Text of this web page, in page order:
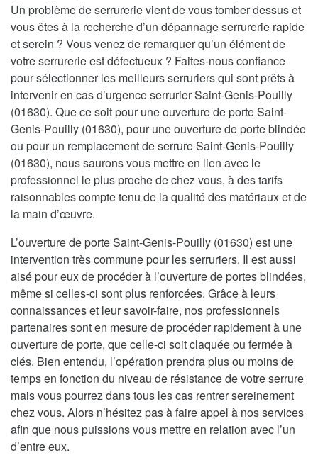
Un problème de serrurerie vient de vous tomber dessus et
vous êtes à la recherche d’un dépannage serrurerie rapide
et serein ? Vous venez de remarquer qu’un élément de
votre serrurerie est défectueux ? Faites-nous confiance
pour sélectionner les meilleurs serruriers qui sont prêts à
intervenir en cas d’urgence serrurier Saint-Genis-Pouilly
(01630). Que ce soit pour une ouverture de porte Saint-
Genis-Pouilly (01630), pour une ouverture de porte blindée
ou pour un remplacement de serrure Saint-Genis-Pouilly
(01630), nous saurons vous mettre en lien avec le
professionnel le plus proche de chez vous, à des tarifs
raisonnables compte tenu de la qualité des matériaux et de
la main d’œuvre.
L’ouverture de porte Saint-Genis-Pouilly (01630) est une
intervention très commune pour les serruriers. Il est aussi
aisé pour eux de procéder à l’ouverture de portes blindées,
même si celles-ci sont plus renforcées. Grâce à leurs
connaissances et leur savoir-faire, nos professionnels
partenaires sont en mesure de procéder rapidement à une
ouverture de porte, que celle-ci soit claquée ou fermée à
clés. Bien entendu, l’opération prendra plus ou moins de
temps en fonction du niveau de résistance de votre serrure
mais vous pourrez dans tous les cas rentrer sereinement
chez vous. Alors n’hésitez pas à faire appel à nos services
afin que nous puissions vous mettre en relation avec l’un
d’entre eux.